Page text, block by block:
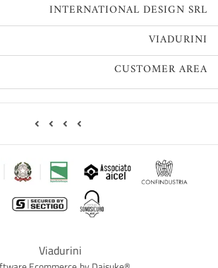
INTERNATIONAL DESIGN SRL
VIADURINI
CUSTOMER AREA
Viadurini